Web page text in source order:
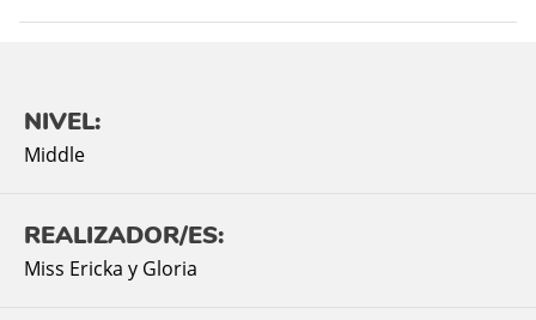
NIVEL:
Middle
REALIZADOR/ES:
Miss Ericka y Gloria